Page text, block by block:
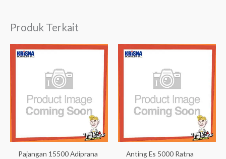
Produk Terkait
Pajangan 15500 Adiprana
Anting Es 5000 Ratna